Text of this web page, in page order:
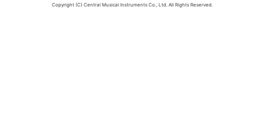
Copyright (C) Central Musical Instruments Co., Ltd. All Rights Reserved.